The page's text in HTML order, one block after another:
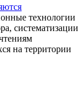
технологии
систематизации
на территории